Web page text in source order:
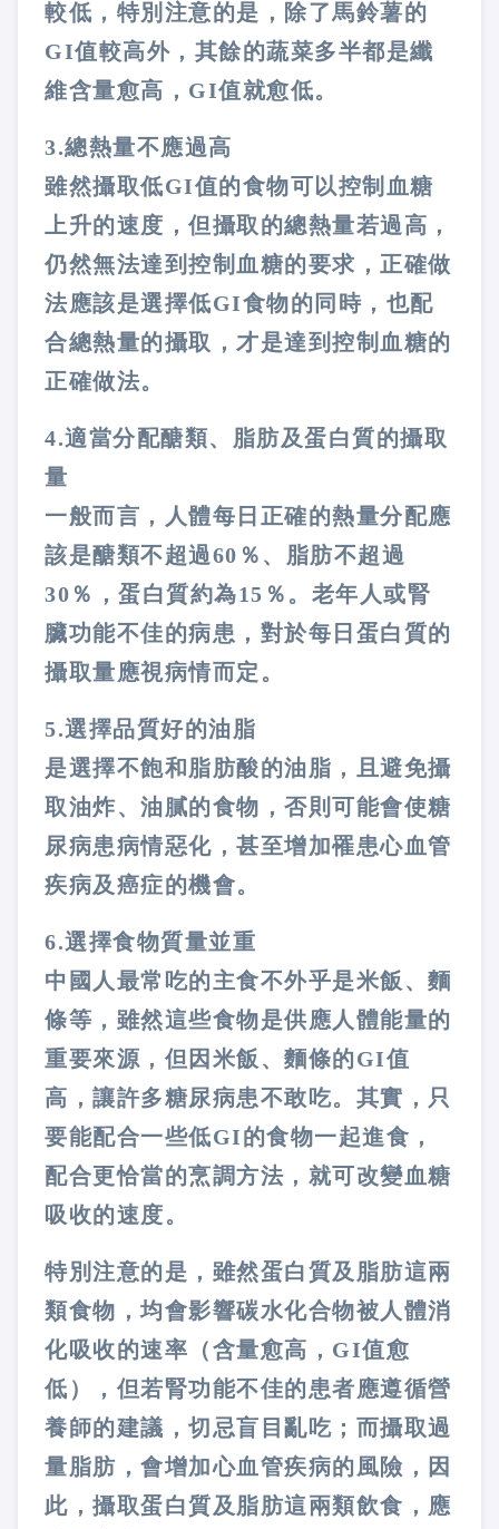
較低，特別注意的是，除了馬鈴薯的
GI值較高外，其餘的蔬菜多半都是纖
維含量愈高， GI值就愈低。
3.總熱量不應過高
雖然攝取低GI值的食物可以控制血糖
上升的速度，但攝取的總熱量若過高，
仍然無法達到控制血糖的要求，正確做
法應該是選擇低GI食物的同時，也配
合總熱量的攝取，才是達到控制血糖的
正確做法。
4.適當分配醣類、脂肪及蛋白質的攝取
量
一般而言，人體每日正確的熱量分配應
該是醣類不超過60 ％、脂肪不超過
30 ％，蛋白質約為15 ％。老年人或腎
臟功能不佳的病患，對於每日蛋白質的
攝取量應視病情而定。
5.選擇品質好的油脂
是選擇不飽和脂肪酸的油脂，且避免攝
取油炸、油膩的食物，否則可能會使糖
尿病患病情惡化，甚至增加罹患心血管
疾病及癌症的機會。
6.選擇食物質量並重
中國人最常吃的主食不外乎是米飯、麵
條等，雖然這些食物是供應人體能量的
重要來源，但因米飯、麵條的GI值
高，讓許多糖尿病患不敢吃。其實，只
要能配合一些低GI的食物一起進食，
配合更恰當的烹調方法，就可改變血糖
吸收的速度。
特別注意的是，雖然蛋白質及脂肪這兩
類食物，均會影響碳水化合物被人體消
化吸收的速率（含量愈高， GI值愈
低），但若腎功能不佳的患者應遵循營
養師的建議，切忌盲目亂吃；而攝取過
量脂肪，會增加心血管疾病的風險，因
此，攝取蛋白質及脂肪這兩類飲食，應